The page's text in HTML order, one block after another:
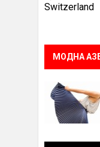
Switzerland
МОДНА